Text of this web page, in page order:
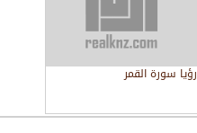
رؤيا سورة القمر